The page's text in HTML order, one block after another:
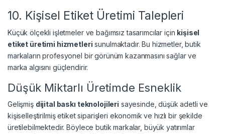
10. Kişisel Etiket Üretimi Talepleri
Küçük ölçekli işletmeler ve bağımsız tasarımcılar için kişisel
etiket üretimi hizmetleri sunulmaktadır. Bu hizmetler, butik
markaların profesyonel bir görünüm kazanmasını sağlar ve
marka algısını güçlendirir.
Düşük Miktarlı Üretimde Esneklik
Gelişmiş dijital baskı teknolojileri sayesinde, düşük adetli ve
kişiselleştirilmiş etiket siparişleri ekonomik ve hızlı bir şekilde
üretilebilmektedir. Böylece butik markalar, büyük yatırımlar